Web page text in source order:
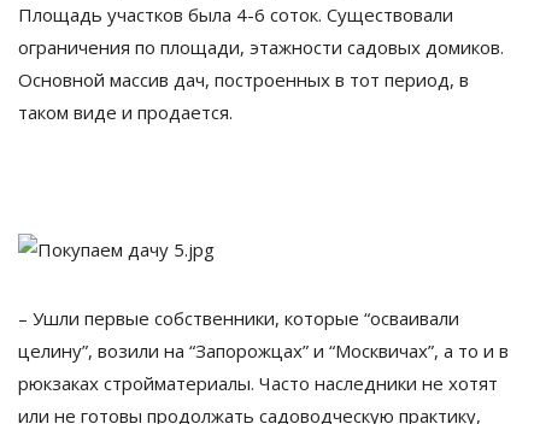
Площадь участков была 4-6 соток. Существовали
ограничения по площади, этажности садовых домиков.
Основной массив дач, построенных в тот период, в
таком виде и продается.
– Ушли первые собственники, которые “осваивали
целину”, возили на “Запорожцах” и “Москвичах”, а то и в
рюкзаках стройматериалы. Часто наследники не хотят
или не готовы продолжать садоводческую практику,